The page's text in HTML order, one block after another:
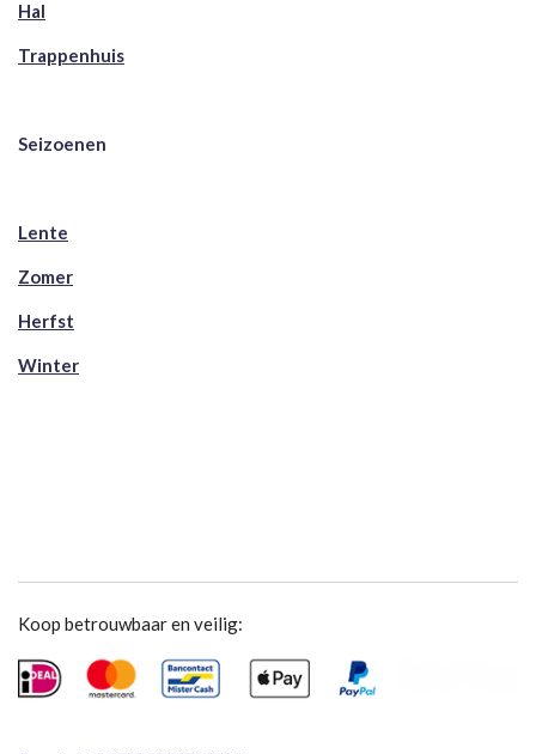
Hal
Trappenhuis
Seizoenen
Lente
Zomer
Herfst
Winter
Koop betrouwbaar en veilig: